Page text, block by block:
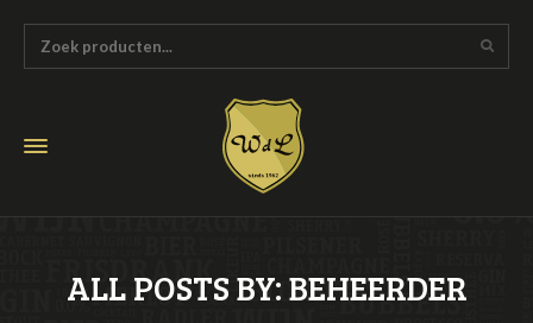
ALL POSTS BY: BEHEERDER